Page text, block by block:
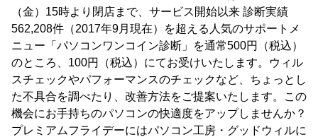
（金）15時より閉店まで、サービス開始以来 診断実績
562,208件（2017年9月現在）を超える人気のサポートメ
ニュー「パソコンワンコイン診断」を通常500円（税込）
のところ、100円（税込）にてお受けいたします。ウィル
スチェックやパフォーマンスのチェックなど、ちょっとし
た不具合を調べたり、改善方法をご提案いたします。この
機会にお手持ちのパソコンの快適度をアップしませんか？
プレミアムフライデーにはパソコン工房・グッドウィルに